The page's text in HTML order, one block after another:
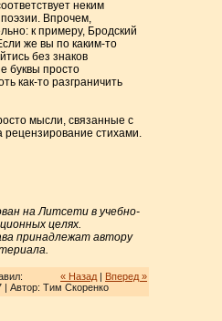
неким
Впрочем,
к примеру, Бродский
же вы по каким-то
без знаков
буквы просто
как-то разграничить
мысли, связанные с
стихами.
на Литсети в учебно-
целях.
принадлежат автору
« Назад | Вперед »
| Автор: Тим Скоренко